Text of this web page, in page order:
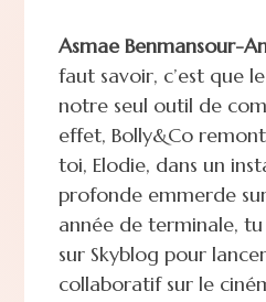
Asmae Benmansour-
faut savoir, c’est que
notre seul outil de
effet, Bolly&Co
toi, Elodie, dans un
profonde emmerde
année de terminale,
sur Skyblog pour
collaboratif sur le